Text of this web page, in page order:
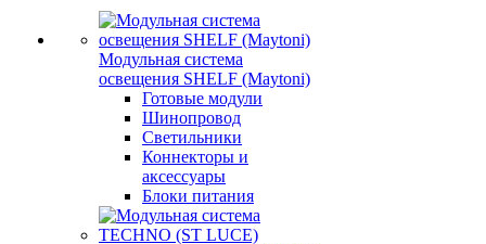
Модульная система
освещения SHELF (Maytoni)
Готовые модули
Шинопровод
Светильники
Коннекторы и
аксессуары
Блоки питания